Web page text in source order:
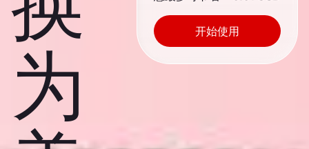
为
开始使用